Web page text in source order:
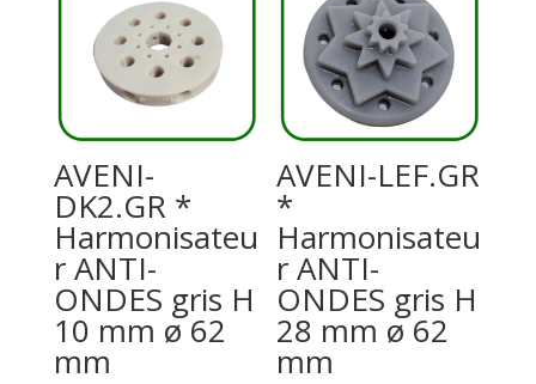
AVENI-
DK2.GR *
Harmonisateu
r ANTI-
ONDES gris H
10 mm ø 62
mm
AVENI-LEF.GR
*
Harmonisateu
r ANTI-
ONDES gris H
28 mm ø 62
mm